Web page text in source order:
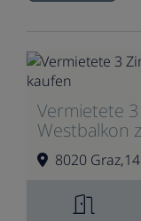
Vermietete
Westbalkon
8020